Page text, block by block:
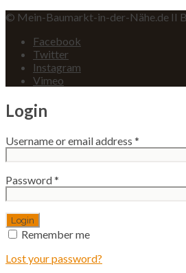
© Mein-Baumarkt-in-der-Nähe.de II
Facebook
Twitter
Instagram
Vimeo
Login
Username or email address *
Password*
Remember me
Lost your password?